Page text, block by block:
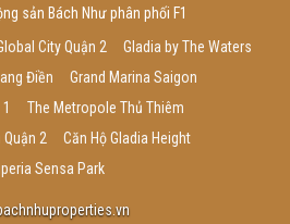
sản Bách Như phân phối F1
City Quận 2
Gladia by The Waters
Điền
Grand Marina Saigon
The Metropole Thủ Thiêm
2
Căn Hộ Gladia Height
Sensa Park